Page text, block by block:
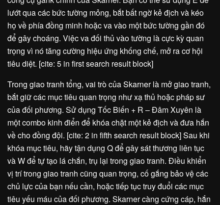
lướt qua các bức tường mỏng, bắt bất ngờ kẻ địch và kéo
họ về phía đồng minh hoặc va vào một bức tường gần đó
để gây choáng. Việc va đối thủ vào tường là cực kỳ quan
trọng vì nó tăng cường hiệu ứng khống chế, mở ra cơ hội
tiêu diệt. [cite: 5 in first search result block]
Trong giao tranh tổng, vai trò của Skarner là mở giao tranh,
bắt giữ các mục tiêu quan trọng như xạ thủ hoặc pháp sư
của đối phương. Sử dụng Tốc Biến + R – Đâm Xuyên là
một combo kinh điển để khóa chặt một kẻ địch và đưa hắn
về cho đồng đội. [cite: 2 in fifth search result block] Sau khi
khóa mục tiêu, hãy tận dụng Q để gây sát thương liên tục
và W để tự tạo lá chắn, trụ lại trong giao tranh. Điều khiển
vị trí trong giao tranh cũng quan trọng, cố gắng bảo vệ các
chủ lực của bạn nếu cần, hoặc tiếp tục truy đuổi các mục
tiêu yếu máu của đối phương. Skarner càng cứng cáp, hắn